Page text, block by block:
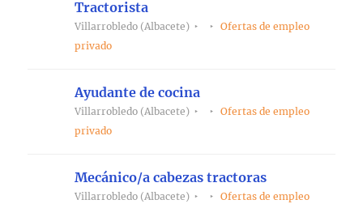
Tractorista
Villarrobledo (Albacete)
Ofertas de empleo
privado
Ayudante de cocina
Villarrobledo (Albacete)
Ofertas de empleo
privado
Mecánico/a cabezas tractoras
Villarrobledo (Albacete)
Ofertas de empleo